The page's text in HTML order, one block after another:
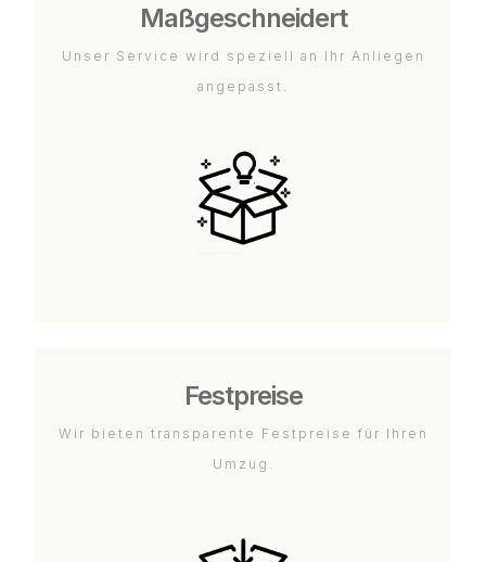
Maßgeschneidert
Unser Service wird speziell an Ihr Anliegen
angepasst.
Festpreise
Wir bieten transparente Festpreise für Ihren
Umzug.